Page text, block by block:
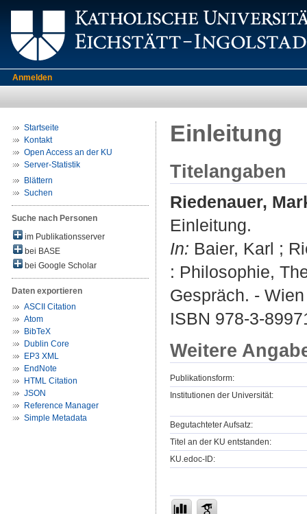
Anmelden
Startseite
Kontakt
Open Access an der KU
Server-Statistik
Blättern
Suchen
Suche nach Personen
im Publikationsserver
bei BASE
bei Google Scholar
Daten exportieren
ASCII Citation
Atom
BibTeX
Dublin Core
EP3 XML
EndNote
HTML Citation
JSON
Reference Manager
Simple Metadata
Einleitung
Titelangaben
Riedenauer,
Einleitung.
In: Baier, Karl ;
: Philosophie,
Gespräch. -
ISBN 978-3-
Weitere
Publikationsform:
Institutionen der Universität:
Begutachteter Aufsatz:
Titel an der KU entstanden:
KU.edoc-ID: